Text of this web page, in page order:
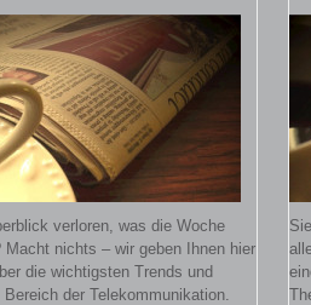
verloren, was die Woche
nichts – wir geben Ihnen hier
die wichtigsten Trends und
der Telekommunikation.